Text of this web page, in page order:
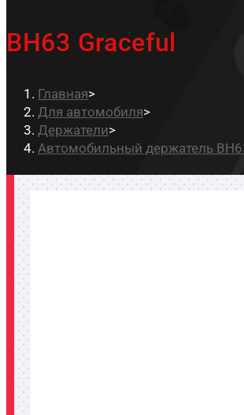
BH63 Graceful
Главная>
Для автомобиля>
Держатели>
Автомобильный держатель